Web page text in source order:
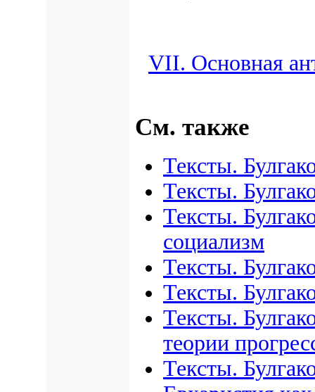
VII. Основная
См. также
Тексты.
Тексты.
Тексты.
социализм
Тексты.
Тексты.
Тексты.
теории
Тексты.